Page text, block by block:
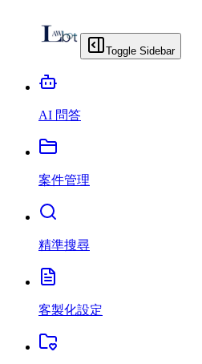
Toggle Sidebar
AI 問答
案件管理
精準搜尋
客製化設定